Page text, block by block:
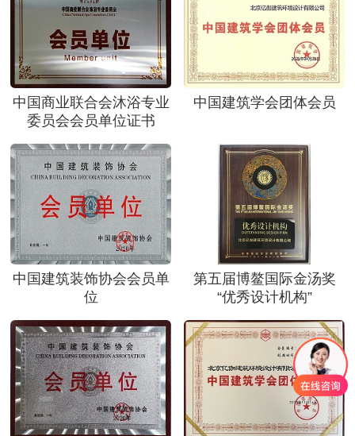
中国商业联合会沐浴专业
委员会会员单位证书
中国建筑学会团体会员
中国建筑装饰协会会员单
位
第五届博鳌国际金汤奖
“优秀设计机构”